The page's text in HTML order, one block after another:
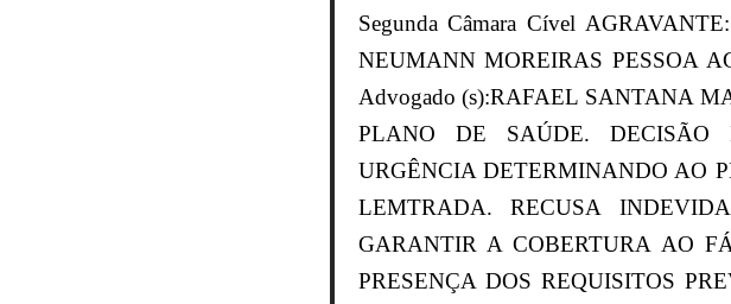
Segunda Câmara Cível
NEUMANN MOREIRAS PESSOA
Advogado (s):RAFAEL SANTANA
PLANO DE SAÚDE. DECISÃO
URGÊNCIA DETERMINANDO AO
LEMTRADA. RECUSA
GARANTIR A COBERTURA AO
PRESENÇA DOS REQUISITOS